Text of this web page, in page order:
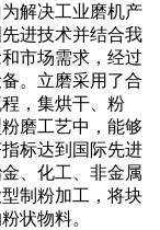
解决工业磨机产
进技术并结合我
市场需求，经过
。立磨采用了合
，集烘干、粉
磨工艺中，能够
标达到国际先进
、化工、非金属
制粉加工，将块
状物料。